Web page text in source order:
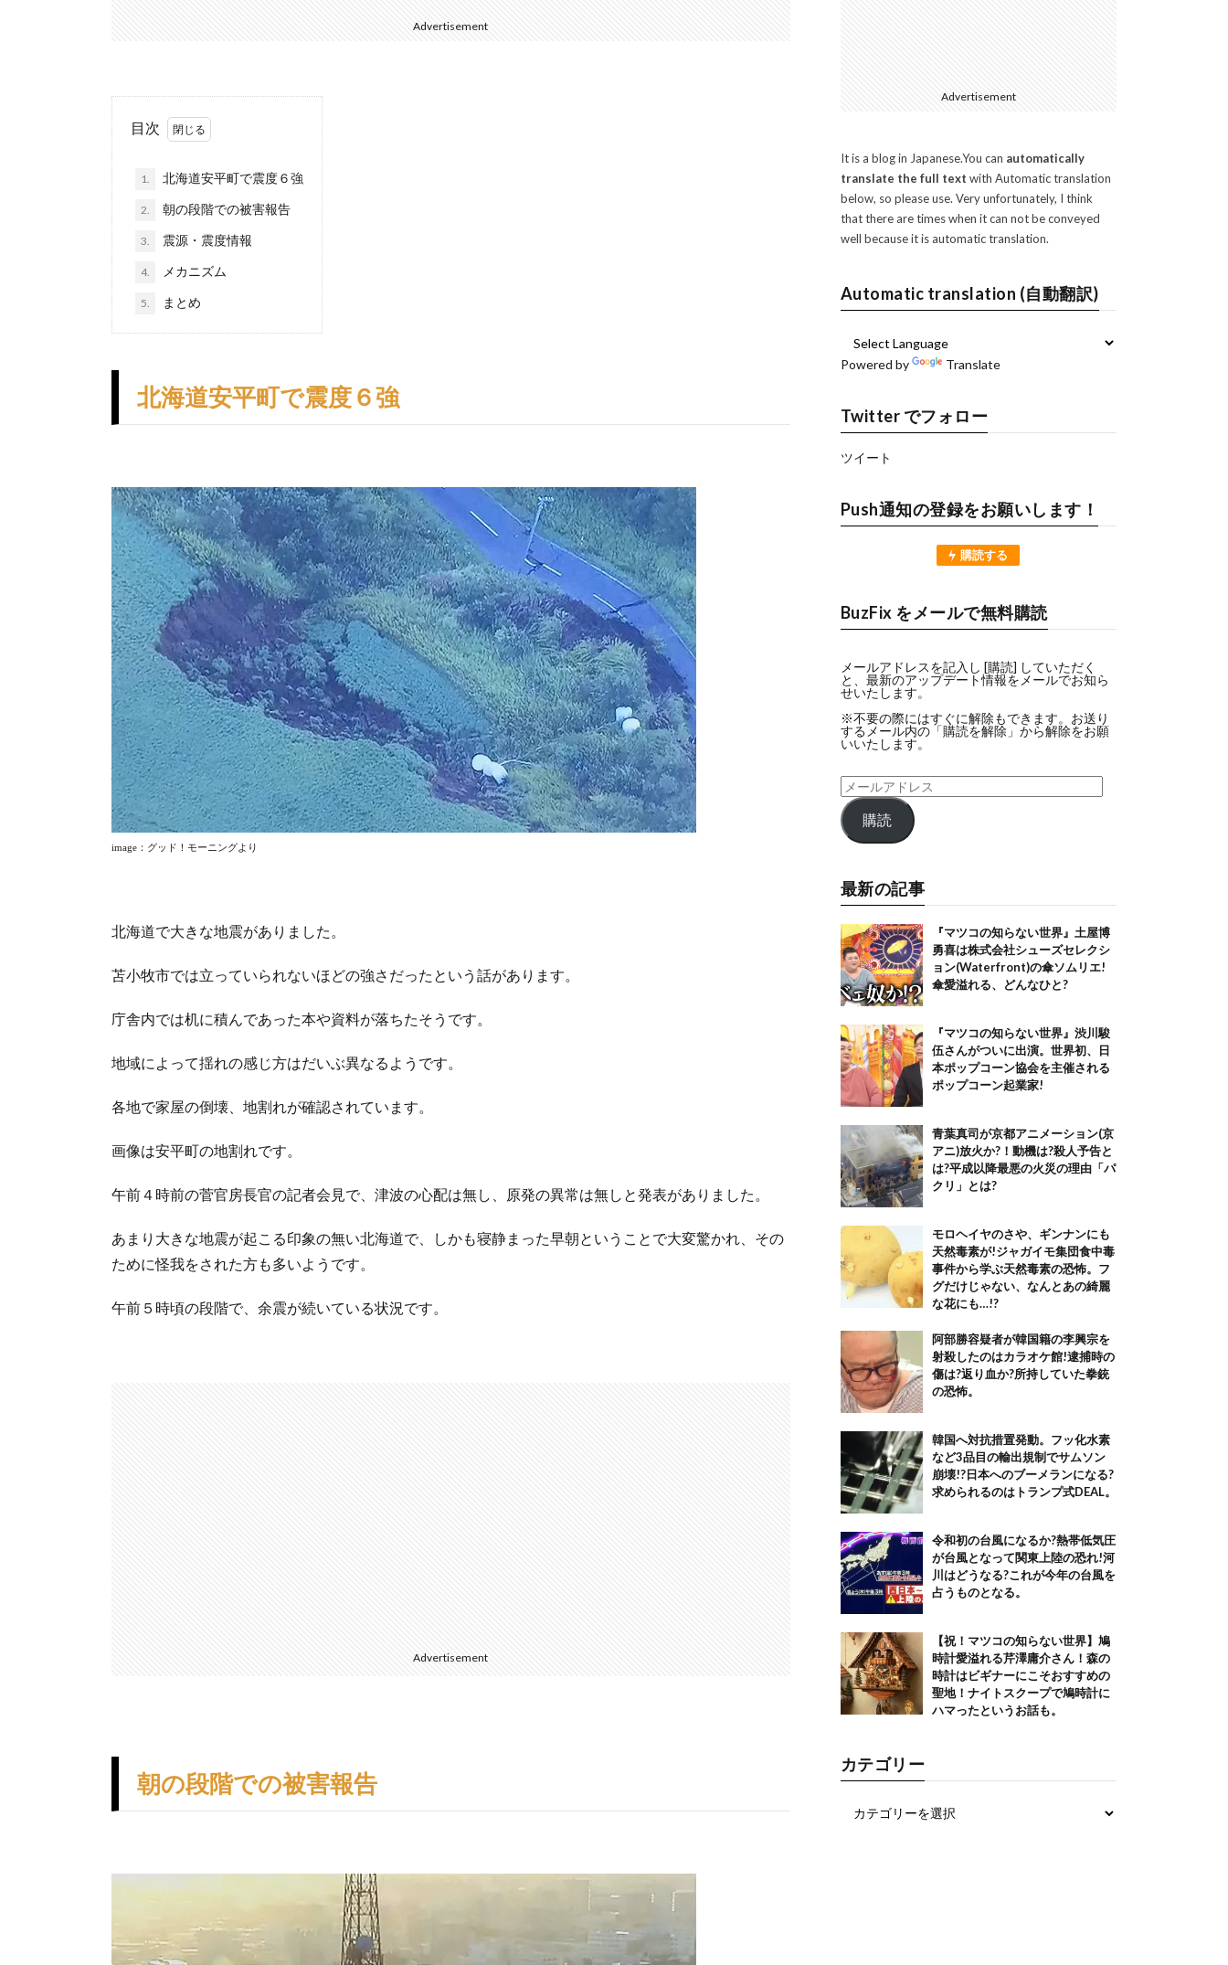
Advertisement
目次
1. 北海道安平町で震度６強
2. 朝の段階での被害報告
3. 震源・震度情報
4. メカニズム
5. まとめ
北海道安平町で震度６強
image ：グッド！モーニングより
北海道で大きな地震がありました。
苫小牧市では立っていられないほどの強さだったという話があります。
庁舎内では机に積んであった本や資料が落ちたそうです。
地域によって揺れの感じ方はだいぶ異なるようです。
各地で家屋の倒壊、地割れが確認されています。
画像は安平町の地割れです。
午前４時前の菅官房長官の記者会見で、津波の心配は無し、原発の異常は無しと発表がありました。
あまり大きな地震が起こる印象の無い北海道で、しかも寝静まった早朝ということで大変驚かれ、その
ために怪我をされた方も多いようです。
午前５時頃の段階で、余震が続いている状況です。
Advertisement
朝の段階での被害報告
Advertisement
It is a blog in Japanese.You can automatically
translate the full text with Automatic translation
below, so please use. Very unfortunately, I think
that there are times when it can not be conveyed
well because it is automatic translation.
Automatic translation (自動翻訳)
Powered by Translate
Twitter でフォロー
ツイート
Push通知の登録をお願いします！
購読する
BuzFix をメールで無料購読
メールアドレスを記入し [購読] していただく
と、最新のアップデート情報をメールでお知ら
せいたします。
※不要の際にはすぐに解除もできます。お送り
するメール内の「購読を解除」から解除をお願
いいたします。
購読
最新の記事
『マツコの知らない世界』土屋博
勇喜は株式会社シューズセレクシ
ョン(Waterfront)の傘ソムリエ!
傘愛溢れる、どんなひと?
『マツコの知らない世界』渋川駿
伍さんがついに出演。世界初、日
本ポップコーン協会を主催される
ポップコーン起業家!
青葉真司が京都アニメーション(京
アニ)放火か?！動機は?殺人予告と
は?平成以降最悪の火災の理由「パ
クリ」とは?
モロヘイヤのさや、ギンナンにも
天然毒素が!ジャガイモ集団食中毒
事件から学ぶ天然毒素の恐怖。フ
グだけじゃない、なんとあの綺麗
な花にも…!?
阿部勝容疑者が韓国籍の李興宗を
射殺したのはカラオケ館!逮捕時の
傷は?返り血か?所持していた拳銃
の恐怖。
韓国へ対抗措置発動。フッ化水素
など3品目の輸出規制でサムソン
崩壊!?日本へのブーメランになる?
求められるのはトランプ式DEAL。
令和初の台風になるか?熱帯低気圧
が台風となって関東上陸の恐れ!河
川はどうなる?これが今年の台風を
占うものとなる。
【祝！マツコの知らない世界】鳩
時計愛溢れる芹澤庸介さん！森の
時計はビギナーにこそおすすめの
聖地！ナイトスクープで鳩時計に
ハマったというお話も。
カテゴリー